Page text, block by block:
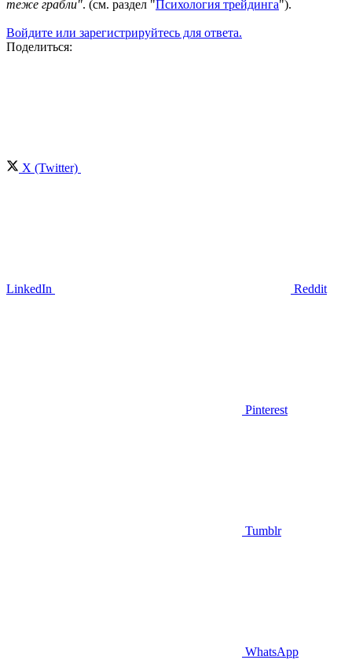
теже грабли". (см. раздел "Психология трейдинга").
Войдите или зарегистрируйтесь для ответа.
Поделиться:
X (Twitter)
LinkedIn Reddit
Pinterest
Tumblr
WhatsApp